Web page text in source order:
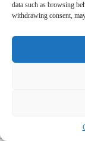
data such as browsing
withdrawing consent,
© 2022 PriorApps
Policy